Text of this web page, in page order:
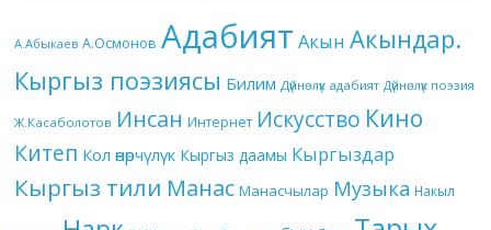
А.Абыкаев А.Осмонов Адабият Акын Акындар.
Кыргыз поэзиясы Билим Дүйнөлүк адабият Дүйнөлүк поэзия
Ж.Касаболотов Инсан Интернет Искусство Кино
Китеп Кол өнөрчүлүк Кыргыз даамы Кыргыздар
Кыргыз тили Манас Манасчылар Музыка Накыл